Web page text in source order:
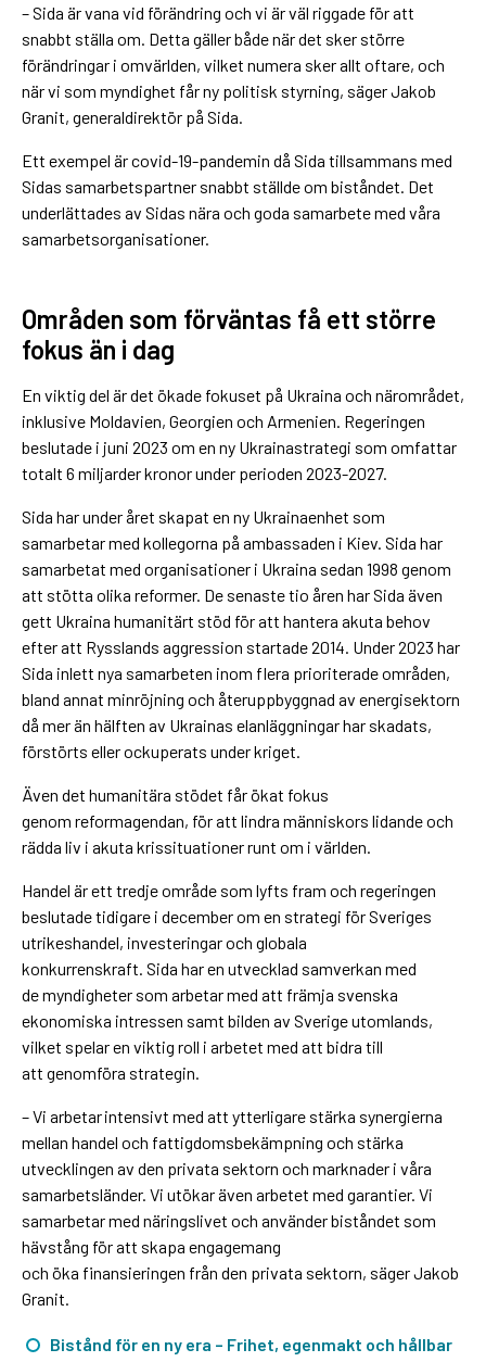
– Sida är vana vid förändring och vi är väl riggade för att
snabbt ställa om. Detta gäller både när det sker större
förändringar i omvärlden, vilket numera sker allt oftare, och
när vi som myndighet får ny politisk styrning, säger Jakob
Granit, generaldirektör på Sida.
Ett exempel är covid-19-pandemin då Sida tillsammans med
Sidas samarbetspartner snabbt ställde om biståndet. Det
underlättades av Sidas nära och goda samarbete med våra
samarbetsorganisationer.
Områden som förväntas få ett större
fokus än i dag
En viktig del är det ökade fokuset på Ukraina och närområdet,
inklusive Moldavien, Georgien och Armenien. Regeringen
beslutade i juni 2023 om en ny Ukrainastrategi som omfattar
totalt 6 miljarder kronor under perioden 2023-2027.
Sida har under året skapat en ny Ukrainaenhet som
samarbetar med kollegorna på ambassaden i Kiev. Sida har
samarbetat med organisationer i Ukraina sedan 1998 genom
att stötta olika reformer. De senaste tio åren har Sida även
gett Ukraina humanitärt stöd för att hantera akuta behov
efter att Rysslands aggression startade 2014. Under 2023 har
Sida inlett nya samarbeten inom flera prioriterade områden,
bland annat minröjning och återuppbyggnad av energisektorn
då mer än hälften av Ukrainas elanläggningar har skadats,
förstörts eller ockuperats under kriget.
Även det humanitära stödet får ökat fokus
genom reformagendan, för att lindra människors lidande och
rädda liv i akuta krissituationer runt om i världen.
Handel är ett tredje område som lyfts fram och regeringen
beslutade tidigare i december om en strategi för Sveriges
utrikeshandel, investeringar och globala
konkurrenskraft. Sida har en utvecklad samverkan med
de myndigheter som arbetar med att främja svenska
ekonomiska intressen samt bilden av Sverige utomlands,
vilket spelar en viktig roll i arbetet med att bidra till
att genomföra strategin.
– Vi arbetar intensivt med att ytterligare stärka synergierna
mellan handel och fattigdomsbekämpning och stärka
utvecklingen av den privata sektorn och marknader i våra
samarbetsländer. Vi utökar även arbetet med garantier. Vi
samarbetar med näringslivet och använder biståndet som
hävstång för att skapa engagemang
och öka finansieringen från den privata sektorn, säger Jakob
Granit.
Bistånd för en ny era – Frihet, egenmakt och hållbar